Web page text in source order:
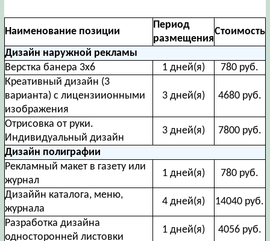
Наименование позиции
Период
размещения
Стоимость
Дизайн наружной рекламы
Верстка банера 3х6
1 дней(я)
780 руб.
Креативный дизайн (3
варианта) с лицензиионными
изображения
3 дней(я) 4680 руб.
Отрисовка от руки.
Индивидуальный дизайн
3 дней(я)
7800 руб.
Дизайн полиграфии
Рекламный макет в газету или
журнал
1 дней(я)
780 руб.
Дизаййн каталога, меню,
журнала
4 дней(я)
14040 руб.
Разработка дизайна
односторонней листовки
1 дней(я) 4056 руб.